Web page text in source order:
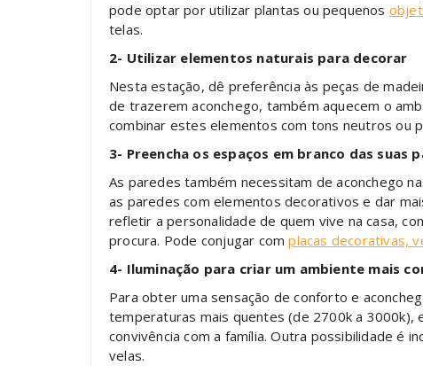
pode optar por utilizar plantas ou pequenos
telas.
2- Utilizar elementos naturais para decorar
Nesta estação, dê preferência às peças de
de trazerem aconchego, também aquecem o
combinar estes elementos com tons neutros ou
3- Preencha os espaços em branco das suas
As paredes também necessitam de aconchego
as paredes com elementos decorativos e dar
refletir a personalidade de quem vive na casa,
procura. Pode conjugar complacas decorativas,
4- Iluminação para criar um ambiente mais
Para obter uma sensação de conforto e
temperaturas mais quentes (de 2700k a 3000k),
convivência com a família. Outra possibilidade é
velas.